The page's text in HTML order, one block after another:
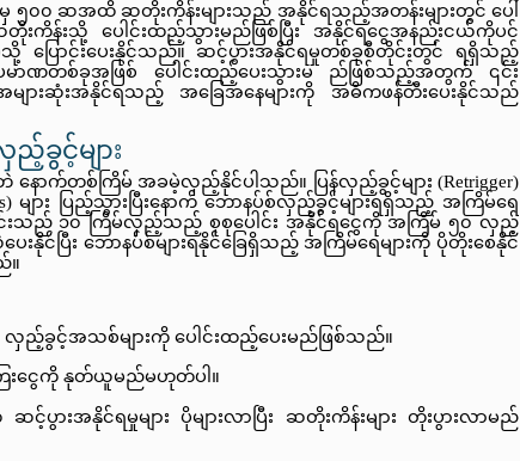
ဆ မှ ၅၀၀ ဆအထိ ဆတိုးကိန်းများသည် အနိုင်ရသည့်အတန်းများတွင် ပေါ်
းကိန်းသို့ ပေါင်းထည့်သွားမည်ဖြစ်ပြီး အနိုင်ရငွေအနည်းငယ်ကိုပင်
ပြောင်းပေးနိုင်သည်။ ဆင့်ပွားအနိုင်ရမှုတစ်ခုစီတိုင်းတွင် ရရှိသည့်
မာဏတစ်ခုအဖြစ် ပေါင်းထည့်ပေးသွားမ ည်ဖြစ်သည့်အတွက် ၎င်း
းဆုံးအနိုင်ရသည့် အခြေအနေများကို အဓိကဖန်တီးပေးနိုင်သည်
ည့်ခွင့်များ
ောက်တစ်ကြိမ် အခမဲ့လှည့်နိုင်ပါသည်။ ပြန်လှည့်ခွင့်များ (Retrigger)
ျား ပြည့်သွားပြီးနောက် ဘောနပ်စ်လှည့်ခွင့်များရရှိသည့် အကြိမ်ရေ
ခြင်းသည် ၁၀ ကြိမ်လှည့်သည့် စုစုပေါင်း အနိုင်ရငွေကို အကြိမ် ၅၀ လှည့်
နိုင်ပြီး ဘောနပ်စ်များရနိုင်ခြေရှိသည့် အကြိမ်ရေများကို ပိုတိုးစေနိုင်
။
င့်အသစ်များကို ပေါင်းထည့်ပေးမည်ဖြစ်သည်။
ေးငွေကို နုတ်ယူမည်မဟုတ်ပါ။
ပွားအနိုင်ရမှုများ ပိုများလာပြီး ဆတိုးကိန်းများ တိုးပွားလာမည်